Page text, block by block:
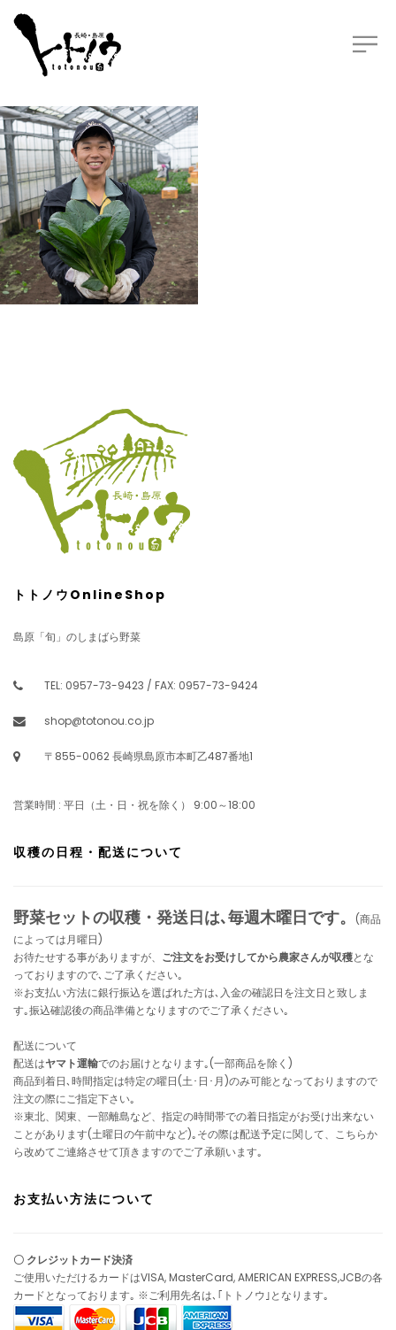
トトノウOnlineShop
島原「旬」のしまばら野菜
TEL: 0957-73-9423 / FAX: 0957-73-9424
shop@totonou.co.jp
〒855-0062 長崎県島原市本町乙487番地1
営業時間 : 平日（土・日・祝を除く） 9:00～18:00
収穫の日程・配送について
野菜セットの収穫・発送日は､毎週木曜日です。
(商品
によっては月曜日)
お待たせする事がありますが、 ご注文をお受けしてから農家さんが収穫とな
っておりますので､ご了承ください｡
※お支払い方法に銀行振込を選ばれた方は､入金の確認日を注文日と致しま
す｡振込確認後の商品準備となりますのでご了承ください｡
配送について
配送はヤマト運輸でのお届けとなります｡(一部商品を除く)
商品到着日､時間指定は特定の曜日(土･日･月)のみ可能となっておりますので
注文の際にご指定下さい｡
※東北、関東、一部離島など、指定の時間帯での着日指定がお受け出来ない
ことがあります(土曜日の午前中など)｡その際は配送予定に関して、こちらか
ら改めてご連絡させて頂きますのでご了承願います｡
お支払い方法について
〇 クレジットカード決済
ご使用いただけるカードはVISA, MasterCard, AMERICAN EXPRESS,JCBの各
カードとなっております｡ ※ご利用先名は､｢トトノウ｣となります｡